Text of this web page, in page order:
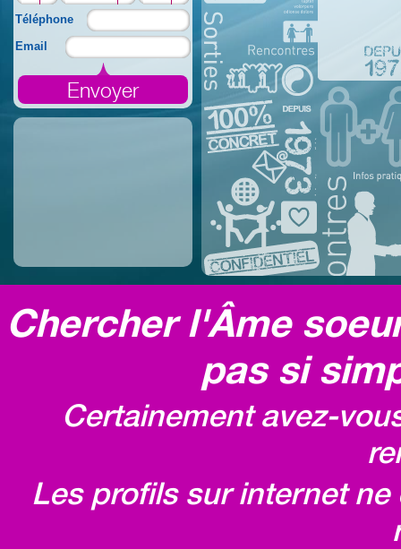
Téléphone
Email
Chercher l'Âme
pas si
Certainement avez-
Les profils sur internet